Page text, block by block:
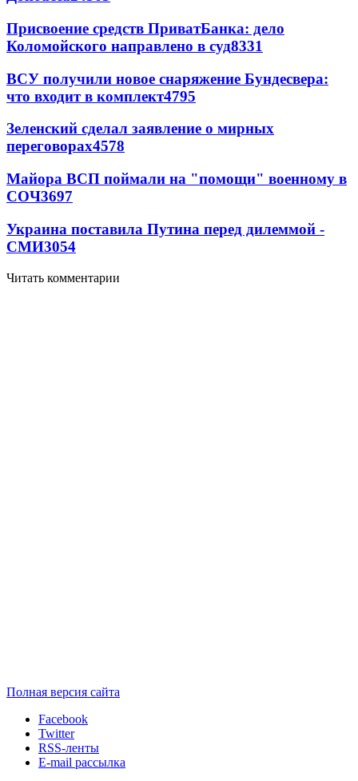
Присвоение средств ПриватБанка: дело
Коломойского направлено в суд8331
ВСУ получили новое снаряжение Бундесвера:
что входит в комплект4795
Зеленский сделал заявление о мирных
переговорах4578
Майора ВСП поймали на "помощи" военному в
СОЧ3697
Украина поставила Путина перед дилеммой -
СМИ3054
Читать комментарии
Полная версия сайта
Facebook
Twitter
RSS-ленты
E-mail рассылка